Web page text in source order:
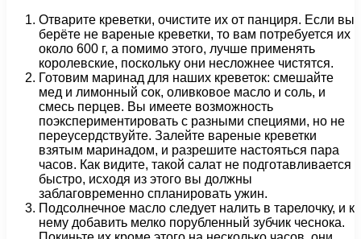
Отварите креветки, очистите их от панциря. Если вы
берёте не вареные креветки, то вам потребуется их
около 600 г, а помимо этого, лучше применять
королевские, поскольку они несложнее чистятся.
Готовим маринад для наших креветок: смешайте
мед и лимонный сок, оливковое масло и соль, и
смесь перцев. Вы имеете возможность
поэкспериментировать с разными специями, но не
переусердствуйте. Залейте вареные креветки
взятым маринадом, и разрешите настояться пара
часов. Как видите, такой салат не подготавливается
быстро, исходя из этого вы должны
заблаговременно спланировать ужин.
Подсолнечное масло следует налить в тарелочку, и к
нему добавить мелко порубленный зубчик чеснока.